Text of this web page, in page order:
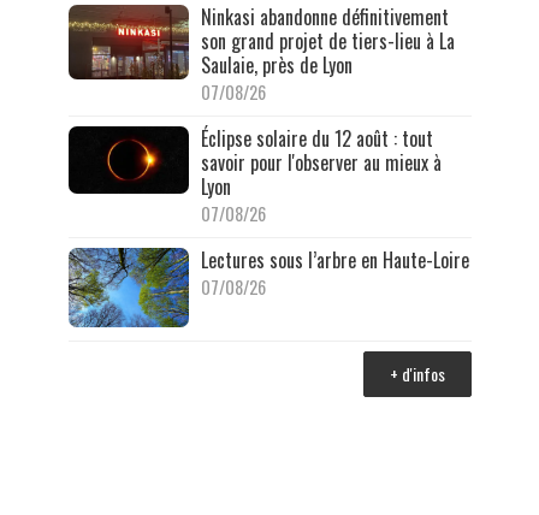
Ninkasi abandonne définitivement
son grand projet de tiers-lieu à La
Saulaie, près de Lyon
07/08/26
Éclipse solaire du 12 août : tout
savoir pour l'observer au mieux à
Lyon
07/08/26
Lectures sous l’arbre en Haute-Loire
07/08/26
+ d'infos